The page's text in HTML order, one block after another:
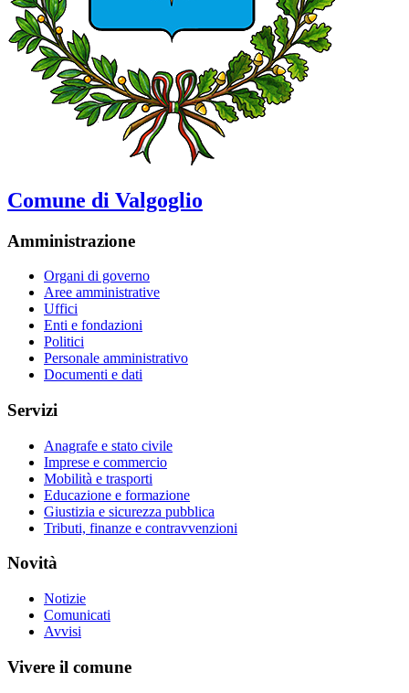
Comune di Valgoglio
Amministrazione
Organi di governo
Aree amministrative
Uffici
Enti e fondazioni
Politici
Personale amministrativo
Documenti e dati
Servizi
Anagrafe e stato civile
Imprese e commercio
Mobilità e trasporti
Educazione e formazione
Giustizia e sicurezza pubblica
Tributi, finanze e contravvenzioni
Novità
Notizie
Comunicati
Avvisi
Vivere il comune